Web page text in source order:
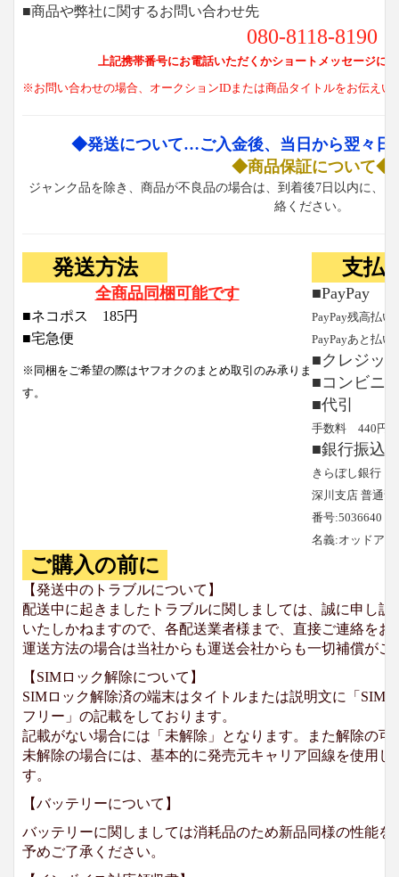
■商品や弊社に関するお問い合わせ先
080-8118-8190
上記携帯番号にお電話いただくかショートメッセージに
※お問い合わせの場合、オークションIDまたは商品タイトルをお伝えい
◆発送について…ご入金後、当日から翌々日
◆商品保証について◆
ジャンク品を除き、商品が不良品の場合は、到着後7日以内に、
絡ください。
発送方法
全商品同梱可能です
■ネコポス 185円
■宅急便
※同梱をご希望の際はヤフオクのまとめ取引のみ承りま
す。
支払
■PayPay
PayPay残高払い
PayPayあと払い
■クレジッ
■コンビニ
■代引
手数料 440円と
■銀行振込
きらぼし銀行
深川支店 普通預
番号:5036640
名義:オッドア
ご購入の前に
【発送中のトラブルについて】
配送中に起きましたトラブルに関しましては、誠に申し
いたしかねますので、各配送業者様まで、直接ご連絡を
運送方法の場合は当社からも運送会社からも一切補償がご
【SIMロック解除について】
SIMロック解除済の端末はタイトルまたは説明文に「SIM
フリー」の記載をしております。
記載がない場合には「未解除」となります。また解除の可
未解除の場合には、基本的に発売元キャリア回線を使用
す。
【バッテリーについて】
バッテリーに関しましては消耗品のため新品同様の性能
予めご了承ください。